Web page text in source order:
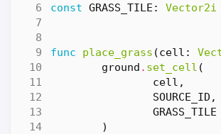
const GRASS_TILE : Vector2i
func place_grass (cell :
ground . set_cell (
cell ,
SOURCE_ID ,
GRASS_TILE
)